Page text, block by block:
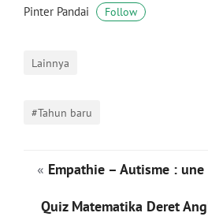
Pinter Pandai Follow
Lainnya
#Tahun baru
« Empathie – Autisme :
Quiz Matematika Deret